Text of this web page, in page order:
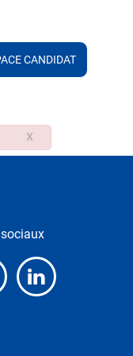
CANDIDAT
X